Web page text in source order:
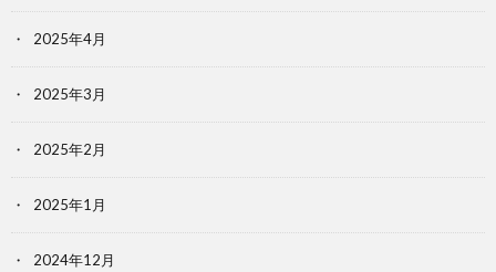
2025年4月
2025年3月
2025年2月
2025年1月
2024年12月